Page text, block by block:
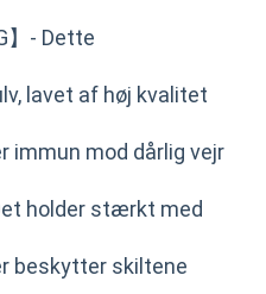
】- Dette
lavet af høj kvalitet
immun mod dårlig vejr
holder stærkt med
beskytter skiltene